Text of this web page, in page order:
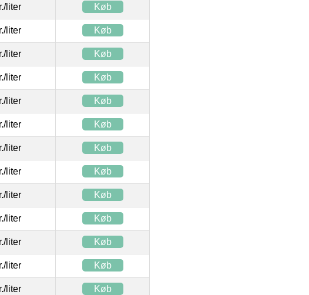
/liter Køb
/liter Køb
/liter Køb
/liter Køb
/liter Køb
/liter Køb
/liter Køb
/liter Køb
/liter Køb
/liter Køb
/liter Køb
/liter Køb
/liter Køb